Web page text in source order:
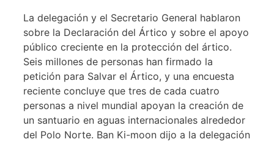
La delegación y el Secretario General hablaron
sobre la Declaración del Ártico y sobre el apoyo
público creciente en la protección del ártico.
Seis millones de personas han firmado la
petición para Salvar el Ártico, y una encuesta
reciente concluye que tres de cada cuatro
personas a nivel mundial apoyan la creación de
un santuario en aguas internacionales alrededor
del Polo Norte. Ban Ki-moon dijo a la delegación